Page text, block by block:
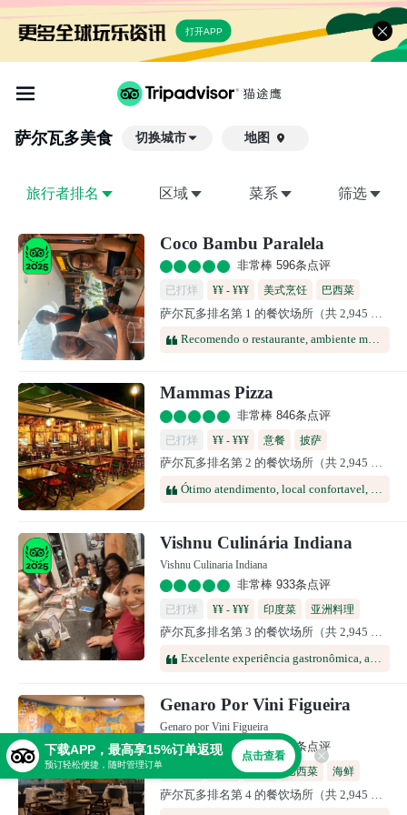
打开APP
萨尔瓦多美食 切换城市 地图 
旅行者排名 区域 菜系 筛选
Coco Bambu Paralela
非常棒 596条点评
已打烊
¥¥ - ¥¥¥ 美式烹饪 巴西菜
酒吧餐 红酒吧
Recomendo o restaurante, ambiente muito aconchegante, acolhedor, alimentação excelente e atendimento excepcional. O garçom Bacelar superou as expectativas, muito atencioso, cuidadoso, simpático e respeitador.
Mammas Pizza
非常棒 846条点评
已打烊
¥¥ - ¥¥¥ 意餐 披萨
萨尔瓦多排名第 2 的餐饮场所（共 2,945 个）
Vishnu Culinária Indiana
Vishnu Culinaria Indiana
非常棒 933条点评
已打烊
¥¥ - ¥¥¥ 印度菜 亚洲料理
萨尔瓦多排名第 3 的餐饮场所（共 2,945 个）
Excelente experiência gastronômica, ambiente agradável e atendimento impecável dos Senhores Vishnu e Menezes. Voltaremos e indicaremos. Gratidão 🙏
Genaro Por Vini Figueira
Genaro por Vini Figueira
非常棒 546条点评
意餐 巴西菜 海鲜
地中海 欧洲 西班牙菜 葡萄牙菜
下载APP，最高享15%订单返现
预订轻松便捷，随时管理订单
点击查看